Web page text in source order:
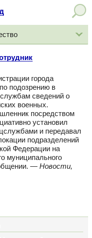
города
подозрению в
сведений о
военных.
посредством
установил
и передавал
подразделений
Федерации на
муниципального
— Новости,